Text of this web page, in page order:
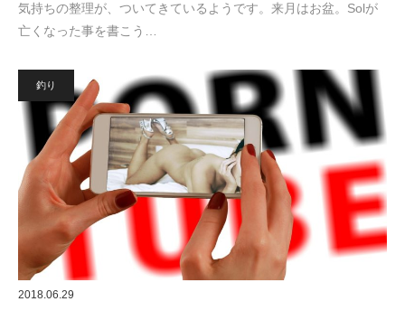
気持ちの整理が、ついてきているようです。来月はお盆。Solが
亡くなった事を書こう…
釣り
2018.06.29